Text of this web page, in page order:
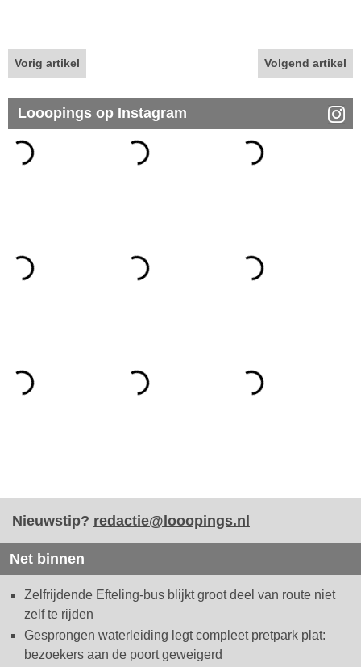
Vorig artikel Volgend artikel
Looopings op Instagram
Nieuwstip? redactie@looopings.nl
Net binnen
Zelfrijdende Efteling-bus blijkt groot deel van route niet
zelf te rijden
Gesprongen waterleiding legt compleet pretpark plat:
bezoekers aan de poort geweigerd